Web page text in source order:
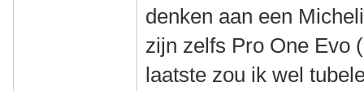
denken aan een
zijn zelfs Pro One Evo
laatste zou ik wel